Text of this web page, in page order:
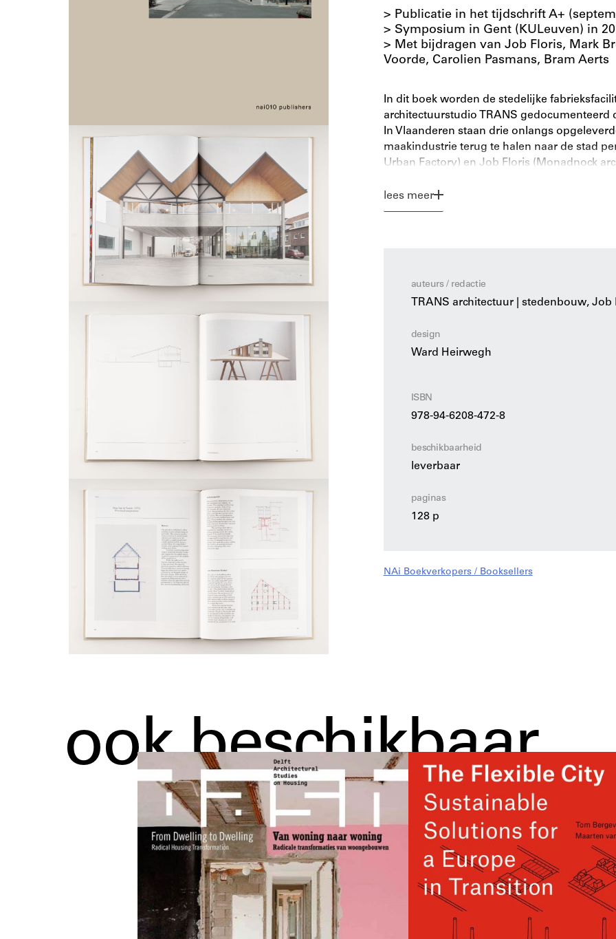
> Publicatie in het tijdschrift A+
> Symposium in Gent (KULeuven) in
> Met bijdragen van Job Floris, Mark
Voorde, Carolien Pasmans, Bram Aerts
In dit boek worden de stedelijke
architectuurstudio TRANS gedocumenteerd
In Vlaanderen staan drie onlangs
maakindustrie terug te halen naar de stad
Urban Factory) en Job Floris (Monadnock
Interviews met CEOs en beleidsmakers
Vlaamse architectuurproductie is dit een
architectuur. Nina Rappaport werd bekend
Mark Brearly werkt voor de London Met en
lees meer
auteurs / redactie
TRANS architectuur | stedenbouw,
design
Ward Heirwegh
ISBN
978-94-6208-472-8
beschikbaarheid
leverbaar
paginas
128 p
NAi Boekverkopers / Booksellers
ook beschikbaar